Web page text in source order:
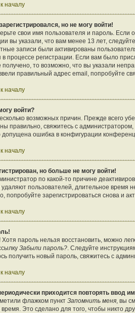
началу
но не могу войти!
свои имя пользователя и пароль.
вы указали, что вам менее 13 лет,
записи были активированы
в процессе регистрации. Если вам было
то возможно, что вы указали
правильный адрес email, попробуйте
началу
войти?
возможных причин. Прежде всего
правильно, свяжитесь с
допущена ошибка в конфигурации
началу
но больше не могу войти!
по какой-то причине
удаляют пользователей, длительное
попробуйте зарегистрироваться снова и
началу
Хотя пароль нельзя восстановить, можно
Забыли пароль?. Следуйте
получить новый пароль, свяжитесь с
началу
приходится повторять ввод
флажком пункт Запомнить меня, вы
Это сделано для того, чтобы никто